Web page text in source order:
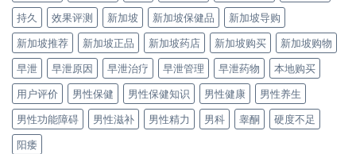
持久
效果评测 新加坡 新加坡保健品
新加坡导购
新加坡推荐
新加坡正品 新加坡药店 新加坡购买
新加坡购物
早泄
早泄原因 早泄治疗 早泄管理 早泄药物
本地购买
用户评价
男性保健 男性保健知识 男性健康
男性养生
男性功能障碍
男性滋补 男性精力 男科 睾酮
硬度不足
阳痿